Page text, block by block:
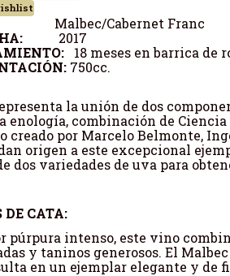
Malbec/Cabernet Franc
2017
18 meses en barrica de
750cc.
la unión de dos
enología, combinación de
creado por Marcelo Belmonte,
origen a este excepcional
dos variedades de uva para
DE CATA:
púrpura intenso, este vino
y taninos generosos. El
en un ejemplar elegante y de